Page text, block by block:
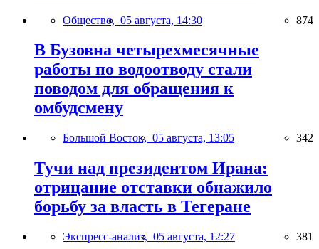
Общество, 05 августа, 14:30 874
В Бузовна четырехмесячные
работы по водоотводу стали
поводом для обращения к
омбудсмену
Большой Восток, 05 августа, 13:05 342
Тучи над президентом Ирана:
отрицание отставки обнажило
борьбу за власть в Тегеране
Экспресс-анализ, 05 августа, 12:27 381